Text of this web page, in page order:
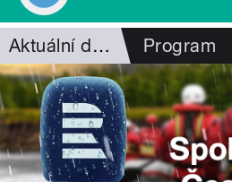
Aktuální dění Program